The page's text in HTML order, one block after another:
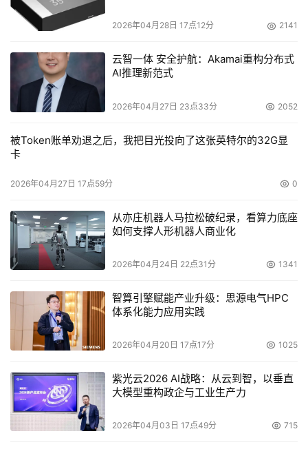
2026年04月28日 17点12分 2141
云智一体 安全护航：Akamai重构分布式
AI推理新范式
2026年04月27日 23点33分 2052
被Token账单劝退之后，我把目光投向了这张英特尔的32G显
卡
2026年04月27日 17点59分 0
从亦庄机器人马拉松破纪录，看算力底座
如何支撑人形机器人商业化
2026年04月24日 22点31分 1341
智算引擎赋能产业升级：思源电气HPC
体系化能力应用实践
2026年04月20日 17点17分 1025
紫光云2026 AI战略：从云到智，以垂直
大模型重构政企与工业生产力
2026年04月03日 17点49分 715